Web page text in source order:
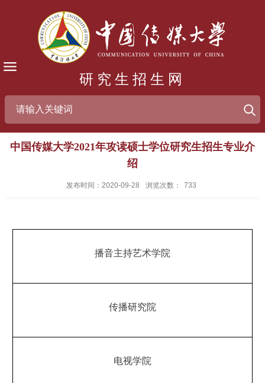
研究生招生网
中国传媒大学2021年攻读硕士学位研究生招生专业介
绍
发布时间：2020-09-28 浏览次数： 733
播音主持艺术学院
传播研究院
电视学院